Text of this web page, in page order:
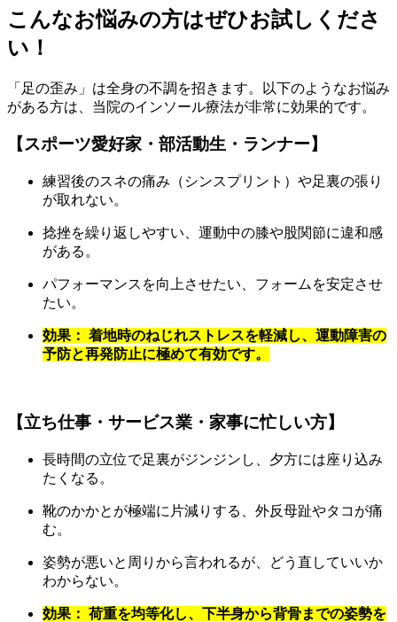
こんなお悩みの方はぜひお試しくださ
い！
「足の歪み」は全身の不調を招きます。以下のようなお悩み
がある方は、当院のインソール療法が非常に効果的です。
【スポーツ愛好家・部活動生・ランナー】
練習後のスネの痛み（シンスプリント）や足裏の張り
が取れない。
捻挫を繰り返しやすい、運動中の膝や股関節に違和感
がある。
パフォーマンスを向上させたい、フォームを安定させ
たい。
効果： 着地時のねじれストレスを軽減し、運動障害の
予防と再発防止に極めて有効です。
【立ち仕事・サービス業・家事に忙しい方】
長時間の立位で足裏がジンジンし、夕方には座り込み
たくなる。
靴のかかとが極端に片減りする、外反母趾やタコが痛
む。
姿勢が悪いと周りから言われるが、どう直していいか
わからない。
効果： 荷重を均等化し、下半身から背骨までの姿勢を